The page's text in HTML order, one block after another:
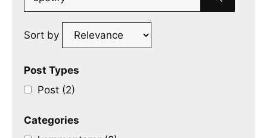
Sort by
Post Types
Post (2)
Categories